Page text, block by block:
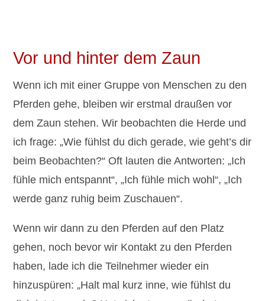
Vor und hinter dem Zaun
Wenn ich mit einer Gruppe von Menschen zu den
Pferden gehe, bleiben wir erstmal draußen vor
dem Zaun stehen. Wir beobachten die Herde und
ich frage: „Wie fühlst du dich gerade, wie geht’s dir
beim Beobachten?“ Oft lauten die Antworten: „Ich
fühle mich entspannt“, „Ich fühle mich wohl“, „Ich
werde ganz ruhig beim Zuschauen“.
Wenn wir dann zu den Pferden auf den Platz
gehen, noch bevor wir Kontakt zu den Pferden
haben, lade ich die Teilnehmer wieder ein
hinzuspüren: „Halt mal kurz inne, wie fühlst du